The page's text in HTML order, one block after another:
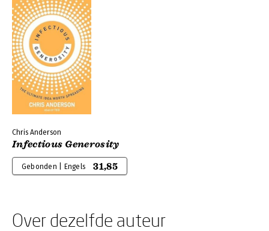
Chris Anderson
Infectious Generosity
Gebonden | Engels 31,85
Over dezelfde auteur